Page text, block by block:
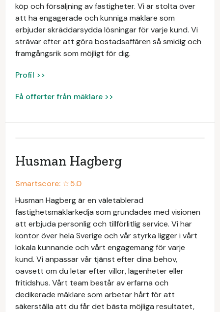
köp och försäljning av fastigheter. Vi är stolta över
att ha engagerade och kunniga mäklare som
erbjuder skräddarsydda lösningar för varje kund. Vi
strävar efter att göra bostadsaffären så smidig och
framgångsrik som möjligt för dig.
Profil >>
Få offerter från mäklare >>
Husman Hagberg
Smartscore: ☆5.0
Husman Hagberg är en väletablerad
fastighetsmäklarkedja som grundades med visionen
att erbjuda personlig och tillförlitlig service. Vi har
kontor över hela Sverige och vår styrka ligger i vårt
lokala kunnande och vårt engagemang för varje
kund. Vi anpassar vår tjänst efter dina behov,
oavsett om du letar efter villor, lägenheter eller
fritidshus. Vårt team består av erfarna och
dedikerade mäklare som arbetar hårt för att
säkerställa att du får det bästa möjliga resultatet,